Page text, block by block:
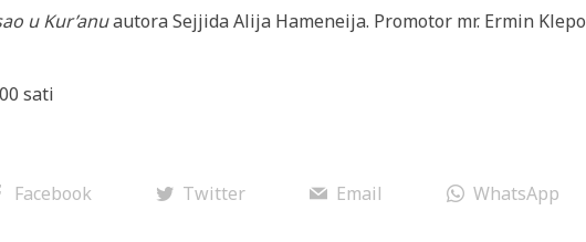
u Kur’anuautora Sejjida Alija Hameneija. Promotor mr. Ermin Klepo
sati
Facebook Twitter Email WhatsApp